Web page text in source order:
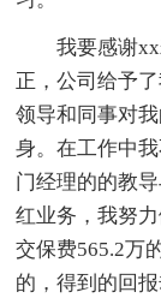
我要感谢
正，公司给予
领导和同事对
身。在工作中
门经理的的教
红业务，我努
交保费565.2万
的，得到的回